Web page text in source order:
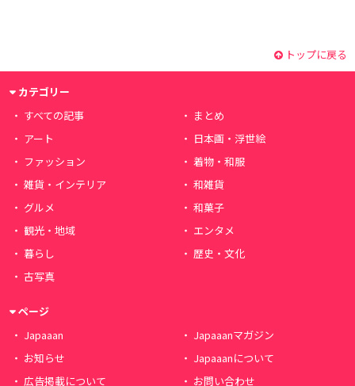
トップに戻る
カテゴリー
すべての記事
まとめ
アート
日本画・浮世絵
ファッション
着物・和服
雑貨・インテリア
和雑貨
グルメ
和菓子
観光・地域
エンタメ
暮らし
歴史・文化
古写真
ページ
Japaaan
Japaaanマガジン
お知らせ
Japaaanについて
広告掲載について
お問い合わせ